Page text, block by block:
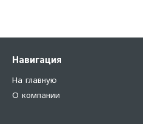
Навигация
На главную
О компании